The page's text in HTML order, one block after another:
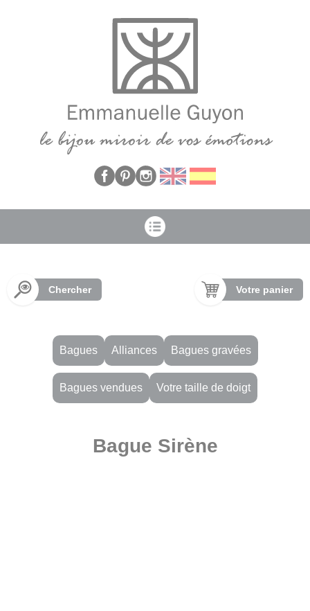
Chercher Votre panier
Bagues Alliances Bagues gravées
Bagues vendues Votre taille de doigt
Bague Sirène